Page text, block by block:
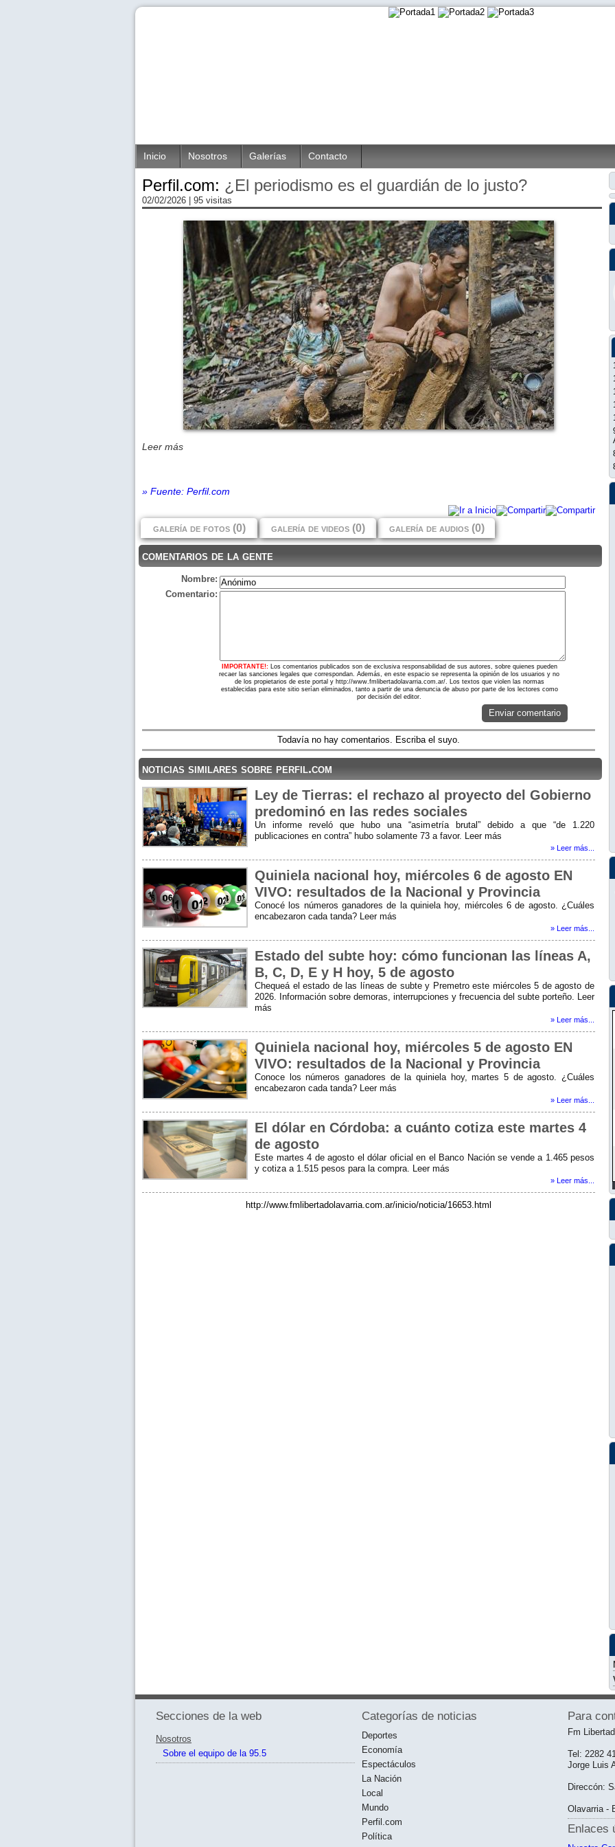
Inicio Nosotros Galerías Contacto
Perfil.com: ¿El periodismo es el guardián de lo justo?
02/02/2026 | 95 visitas
Leer más
» Fuente: Perfil.com
galería de fotos (0) galería de videos (0) galería de audios (0)
comentarios de la gente
Nombre:
Comentario:
IMPORTANTE!: Los comentarios publicados son de exclusiva responsabilidad de sus autores, sobre quienes pueden
recaer las sanciones legales que correspondan. Además, en este espacio se representa la opinión de los usuarios y no
de los propietarios de este portal y http://www.fmlibertadolavarria.com.ar/. Los textos que violen las normas
establecidas para este sitio serían eliminados, tanto a partir de una denuncia de abuso por parte de los lectores como
por decisión del editor.
Enviar comentario
Todavía no hay comentarios. Escriba el suyo.
noticias similares sobre perfil.com
Ley de Tierras: el rechazo al proyecto del Gobierno
predominó en las redes sociales
Un informe reveló que hubo una “asimetría brutal” debido a que “de 1.220
publicaciones en contra” hubo solamente 73 a favor. Leer más
» Leer más...
Quiniela nacional hoy, miércoles 6 de agosto EN
VIVO: resultados de la Nacional y Provincia
Conocé los números ganadores de la quiniela hoy, miércoles 6 de agosto. ¿Cuáles
encabezaron cada tanda? Leer más
» Leer más...
Estado del subte hoy: cómo funcionan las líneas A,
B, C, D, E y H hoy, 5 de agosto
Chequeá el estado de las líneas de subte y Premetro este miércoles 5 de agosto de
2026. Información sobre demoras, interrupciones y frecuencia del subte porteño. Leer
más
» Leer más...
Quiniela nacional hoy, miércoles 5 de agosto EN
VIVO: resultados de la Nacional y Provincia
Conoce los números ganadores de la quiniela hoy, martes 5 de agosto. ¿Cuáles
encabezaron cada tanda? Leer más
» Leer más...
El dólar en Córdoba: a cuánto cotiza este martes 4
de agosto
Este martes 4 de agosto el dólar oficial en el Banco Nación se vende a 1.465 pesos
y cotiza a 1.515 pesos para la compra. Leer más
» Leer más...
http://www.fmlibertadolavarria.com.ar/inicio/noticia/16653.html
Secciones de la web
Nosotros
Sobre el equipo de la 95.5
Categorías de noticias
Deportes
Economía
Espectáculos
La Nación
Local
Mundo
Perfil.com
Política
Para
Fm
Tel: 2282
Jorge Luis
Direccón:
Olavarria -
Enlaces